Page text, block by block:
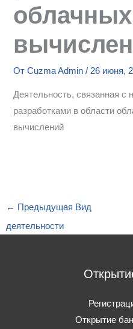
облачных
ОтCuzma Admin/ 26 июня,
Деятельность, связанная
разработками в области
вычислений
← Предыдущая Вид
деятельности
Открытие